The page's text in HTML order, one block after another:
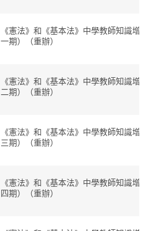
《憲法》和《基本法》中學教師知識增
一期）（重辦）
《憲法》和《基本法》中學教師知識增
二期）（重辦）
《憲法》和《基本法》中學教師知識增
三期）（重辦）
《憲法》和《基本法》中學教師知識增
四期）（重辦）